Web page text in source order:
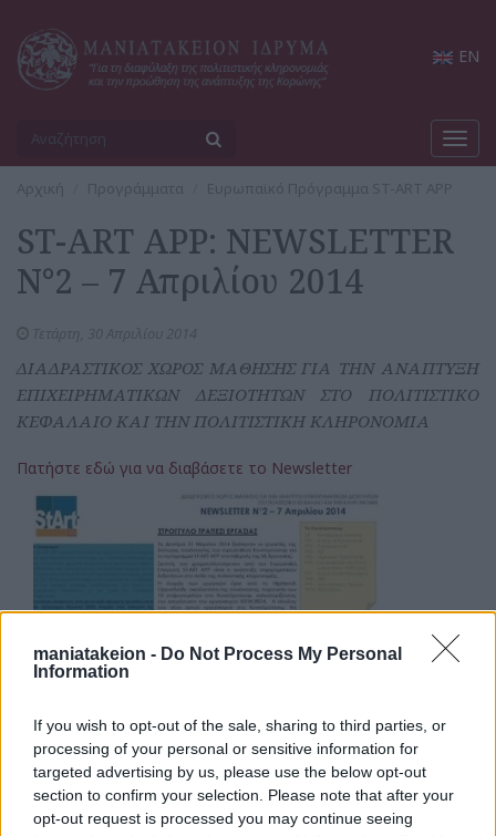
maniatakeion - Do Not Process My Personal
Information
If you wish to opt-out of the sale, sharing to third parties, or
processing of your personal or sensitive information for
targeted advertising by us, please use the below opt-out
section to confirm your selection. Please note that after your
opt-out request is processed you may continue seeing
EN
Αρχική Προγράμματα Ευρωπαϊκό Πρόγραμμα ST-ART APP
ST-ART APP: NEWSLETTER
N°2 – 7 Απριλίου 2014
ΔΙΑΔΡΑΣΤΙΚΟΣ ΧΩΡΟΣ ΜΑΘΗΣΗΣ ΓΙΑ ΤΗΝ ΑΝΑΠΤΥΞΗ
ΕΠΙΧΕΙΡΗΜΑΤΙΚΩΝ ΔΕΞΙΟΤΗΤΩΝ ΣΤΟ ΠΟΛΙΤΙΣΤΙΚΟ
ΚΕΦΑΛΑΙΟ ΚΑΙ ΤΗΝ ΠΟΛΙΤΙΣΤΙΚΗ ΚΛΗΡΟΝΟΜΙΑ
Πατήστε εδώ για να διαβάσετε το Newsletter
Προγράμματα